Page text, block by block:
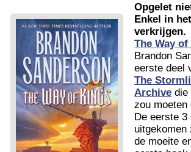
Opgelet
Enkel in
verkrijgen.
The Way
Brandon
eerste deel
The
Archive die
zou moeten
De eerste 3
de moeite